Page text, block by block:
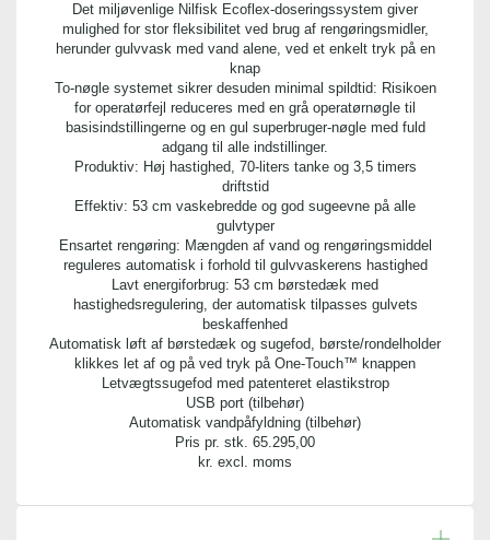
Det miljøvenlige Nilfisk Ecoflex-doseringssystem giver
mulighed for stor fleksibilitet ved brug af rengøringsmidler,
herunder gulvvask med vand alene, ved et enkelt tryk på en
knap
To-nøgle systemet sikrer desuden minimal spildtid: Risikoen
for operatørfejl reduceres med en grå operatørnøgle til
basisindstillingerne og en gul superbruger-nøgle med fuld
adgang til alle indstillinger.
Produktiv: Høj hastighed, 70-liters tanke og 3,5 timers
driftstid
Effektiv: 53 cm vaskebredde og god sugeevne på alle
gulvtyper
Ensartet rengøring: Mængden af vand og rengøringsmiddel
reguleres automatisk i forhold til gulvvaskerens hastighed
Lavt energiforbrug: 53 cm børstedæk med
hastighedsregulering, der automatisk tilpasses gulvets
beskaffenhed
Automatisk løft af børstedæk og sugefod, børste/rondelholder
klikkes let af og på ved tryk på One-Touch™ knappen
Letvægtssugefod med patenteret elastikstrop
USB port (tilbehør)
Automatisk vandpåfyldning (tilbehør)
Pris pr. stk. 65.295,00
kr. excl. moms